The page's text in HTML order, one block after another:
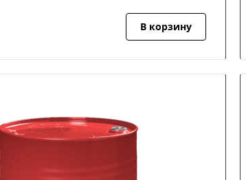
В корзину